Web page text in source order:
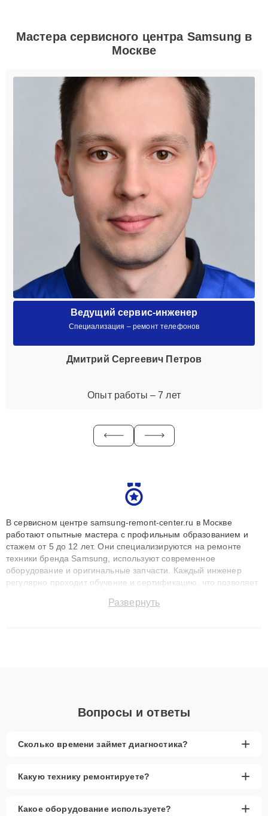
Мастера сервисного центра Samsung в
Москве
Ведущий сервис-инженер
Специализация – ремонт телефонов
Дмитрий Сергеевич Петров
Опыт работы – 7 лет
В сервисном центре samsung-remont-center.ru в Москве
работают опытные мастера с профильным образованием и
стажем от 5 до 12 лет. Они специализируются на ремонте
техники бренда Samsung, используют современное
оборудование и оригинальные запчасти. Каждый инженер
регулярно проходит обучение и сертификацию, что позволяет
технику с сохранением гарантии до 3 лет. Наши мастера
Развернуть
Вопросы и ответы
Сколько времени займет диагностика? +
Какую технику ремонтируете? +
Какое оборудование используете? +